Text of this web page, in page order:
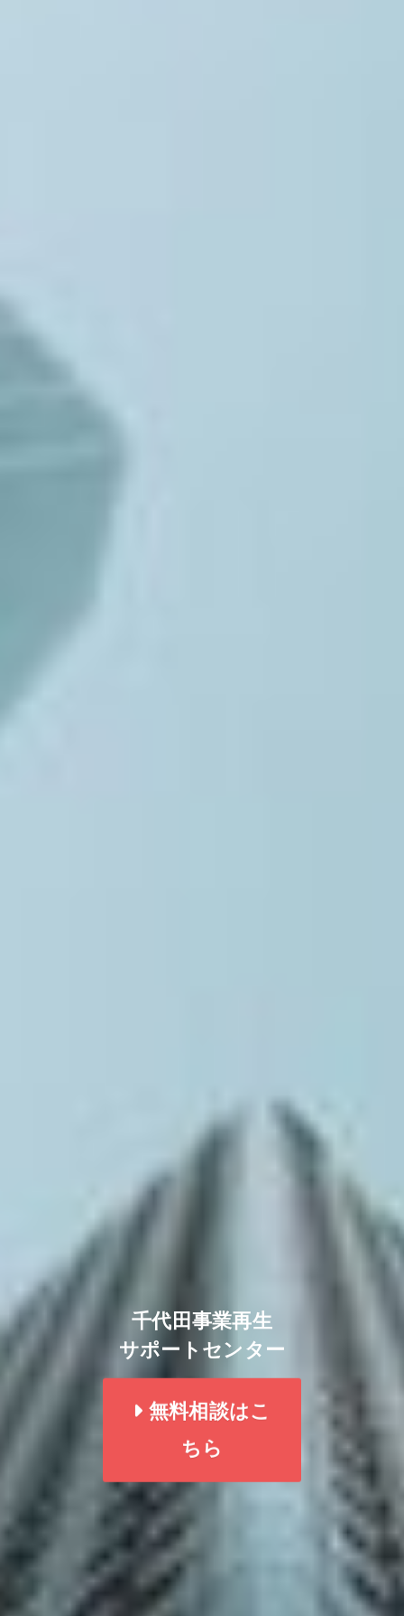
千代田事業再生
サポートセンター
無料相談はこ
ちら